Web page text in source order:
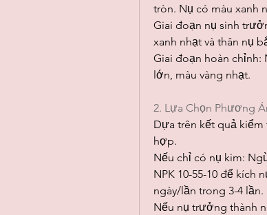
tròn. Nụ có màu xanh
Giai đoạn nụ sinh
xanh nhạt và thân nụ
Giai đoạn hoàn chỉnh:
lớn, màu vàng nhạt.
2. Lựa Chọn Phương
Dựa trên kết quả
hợp.
Nếu chỉ có nụ kim:
NPK 10-55-10 để kích
ngày/lần trong 3-4 lần.
Nếu nụ trưởng thành